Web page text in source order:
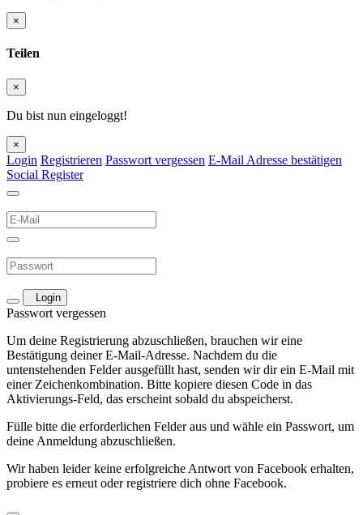
×
Teilen
×
Du bist nun eingeloggt!
×
Login Registrieren Passwort vergessen E-Mail Adresse bestätigen
Social Register
Login
Passwort vergessen
Um deine Registrierung abzuschließen, brauchen wir eine
Bestätigung deiner E-Mail-Adresse. Nachdem du die
untenstehenden Felder ausgefüllt hast, senden wir dir ein E-Mail mit
einer Zeichenkombination. Bitte kopiere diesen Code in das
Aktivierungs-Feld, das erscheint sobald du abspeicherst.
Fülle bitte die erforderlichen Felder aus und wähle ein Passwort, um
deine Anmeldung abzuschließen.
Wir haben leider keine erfolgreiche Antwort von Facebook erhalten,
probiere es erneut oder registriere dich ohne Facebook.